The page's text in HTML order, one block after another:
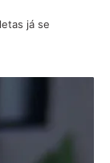
já se